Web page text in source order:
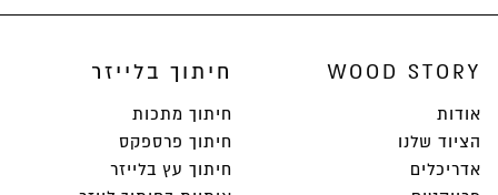
WOOD STORY
אודות
הציוד שלנו
אדריכלים
חיתוך בלייזר
חיתוך מתכות
חיתוך פרספקס
חיתוך עץ בלייזר